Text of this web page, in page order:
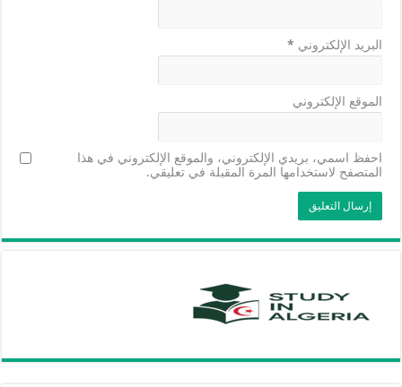
البريد الإلكتروني *
الموقع الإلكتروني
احفظ اسمي، بريدي الإلكتروني، والموقع الإلكتروني في هذا
المتصفح لاستخدامها المرة المقبلة في تعليقي.